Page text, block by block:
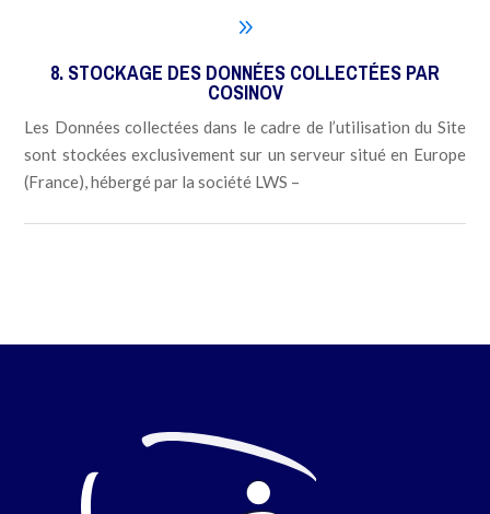
9
8. STOCKAGE DES DONNÉES COLLECTÉES PAR
COSINOV
Les Données collectées dans le cadre de l’utilisation du Site
sont stockées exclusivement sur un serveur situé en Europe
(France), hébergé par la société LWS –